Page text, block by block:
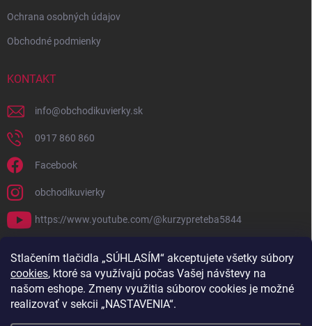
Stlačením tlačidla „SÚHLASÍM“ akceptujete všetky súbory
cookies, ktoré sa využívajú počas Vašej návštevy na
našom eshope. Zmeny využitia súborov cookies je možné
realizovať v sekcii „NASTAVENIA“.
Ochrana osobných údajov
Obchodné podmienky
KONTAKT
info@obchodikuvierky.sk
0917 860 860
Facebook
obchodikuvierky
https://www.youtube.com/@kurzypreteba5844
PRIJÍMAME ONLINE PLATBY